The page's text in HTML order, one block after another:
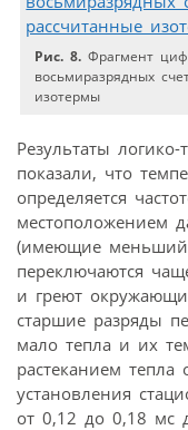
Рис. 8. Фрагмент
восьмиразрядных
изотермы
Результаты
показали, что
определяется
местоположением
(имеющие меньший
переключаются
и греют
старшие разряды
мало тепла и их
растеканием
установления
от 0,12 до 0,18 мс